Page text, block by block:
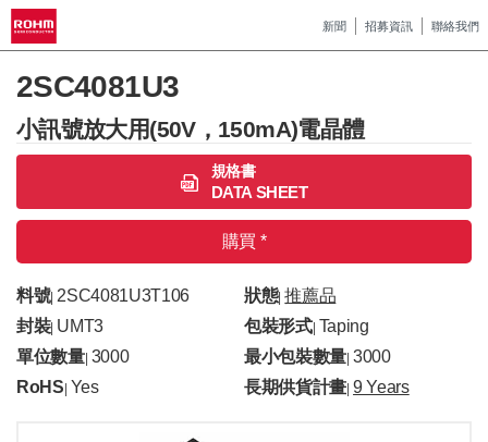
新聞 招募資訊 聯絡我們
2SC4081U3
小訊號放大用(50V，150mA)電晶體
規格書
DATA SHEET
購買 *
料號|2SC4081U3T106 狀態|推薦品
封裝| UMT3 包裝形式| Taping
單位數量| 3000 最小包裝數量 |3000
RoHS Yes 長期供貨計畫 |9 Years